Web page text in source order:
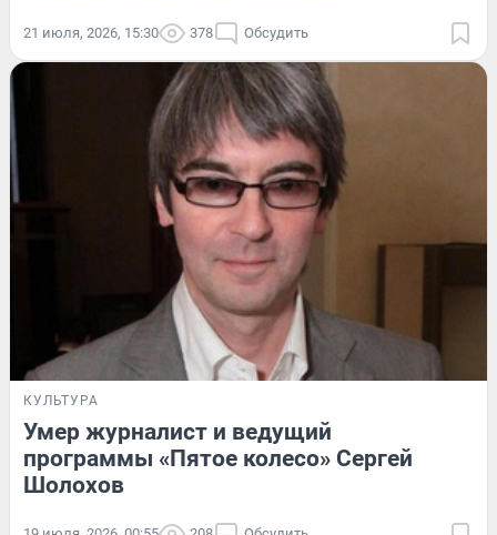
21 июля, 2026, 15:30 378 Обсудить
КУЛЬТУРА
Умер журналист и ведущий
программы «Пятое колесо» Сергей
Шолохов